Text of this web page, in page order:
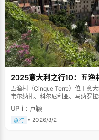
2025意大利之行10：五渔
五渔村（Cinque Terre）位于意
韦尔纳扎、科尔尼利亚、马纳罗
山傍海，房屋色彩斑斓，1997年
UP主: 卢颖
旅行 • 2026/8/2